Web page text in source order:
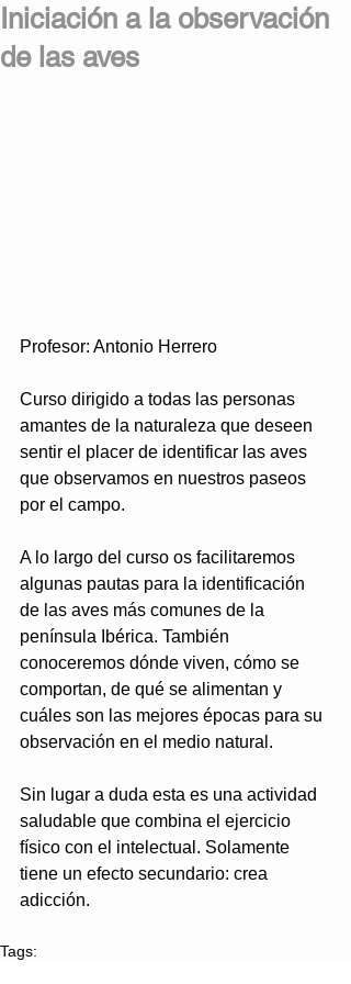
Iniciación a la observación
de las aves
Profesor: Antonio Herrero
Curso dirigido a todas las personas
amantes de la naturaleza que deseen
sentir el placer de identificar las aves
que observamos en nuestros paseos
por el campo.
A lo largo del curso os facilitaremos
algunas pautas para la identificación
de las aves más comunes de la
península Ibérica. También
conoceremos dónde viven, cómo se
comportan, de qué se alimentan y
cuáles son las mejores épocas para su
observación en el medio natural.
Sin lugar a duda esta es una actividad
saludable que combina el ejercicio
físico con el intelectual. Solamente
tiene un efecto secundario: crea
adicción.
Tags: